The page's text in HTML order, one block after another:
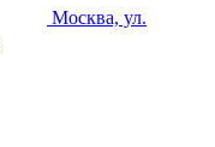
Москва, ул.